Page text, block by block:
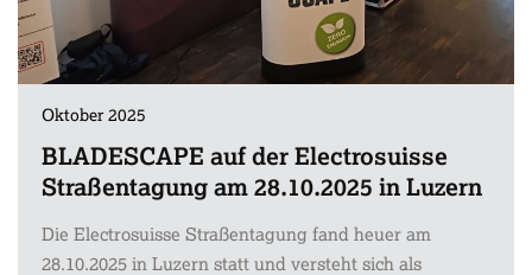
Oktober 2025
BLADESCAPE auf der Electrosuisse
Straßentagung am 28.10.2025 in Luzern
Die Electrosuisse Straßentagung fand heuer am
28.10.2025 in Luzern statt und versteht sich als